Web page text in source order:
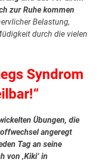
zur Ruhe kommen
Belastung,
durch die vielen
Syndrom
Übungen, die
angeregt
Tag an seine
von ‚Kiki‘ in